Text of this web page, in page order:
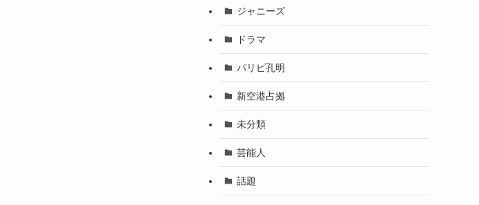
ジャニーズ
ドラマ
パリピ孔明
新空港占拠
未分類
芸能人
話題